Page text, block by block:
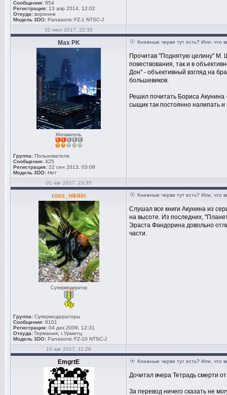
Сообщения: 854
Регистрация: 13 апр 2014, 12:02
Откуда: воронеж
Модель 3DO: Panasonic FZ-1 NTSC-J
31 июл 2017, 22:35
Max PK
Мегажитель
Группа: Пользователи
Сообщения: 425
Регистрация: 22 сен 2013, 03:08
Модель 3DO: Нет
Книжные черви тут есть? Или, что
Прочитав "Поднятую целину" М.
повествования, так и в
Дон" - объективный взгляд на
большевиков.
Решил почитать Бориса
сыщик так постоянно налипать
01 авг 2017, 23:35
ross_nikitin
Супермодератор
Группа: Супермодераторы
Сообщения: 8101
Регистрация: 04 дек 2009, 12:31
Откуда: Германия, г.Урмитц
Модель 3DO: Panasonic FZ-10 NTSC-J
Книжные черви тут есть? Или, что
Слушал все книги Акунина из
на высоте. Из последних,
Эраста Фандорина довольно
части.
10 авг 2017, 11:28
EmgrtE Книжные черви тут есть? Или, что
Дочитал вчера Тетрадь смерти
За перевод ничего сказать не